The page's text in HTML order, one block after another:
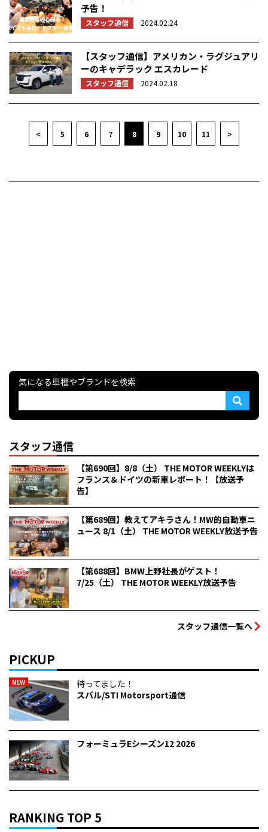
予告！
スタッフ通信 2024.02.24
【スタッフ通信】アメリカン・ラグジュアリ
ーのキャデラック エスカレード
スタッフ通信 2024.02.18
< 5 6 7 8 9 10 11 >
気になる車種やブランドを検索
スタッフ通信
【第690回】8/8（土） THE MOTOR WEEKLYは
フランス＆ドイツの新車レポート！【放送予
告】
【第689回】教えてアキラさん！MW的自動車ニ
ュース 8/1（土） THE MOTOR WEEKLY放送予告
【第688回】BMW上野社長がゲスト！
7/25（土） THE MOTOR WEEKLY放送予告
スタッフ通信一覧へ
PICKUP
NEW
待ってました！
スバル/STI Motorsport通信
フォーミュラEシーズン12 2026
RANKING TOP 5